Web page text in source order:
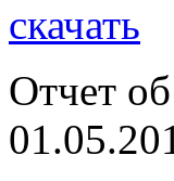
скачать
Отчет